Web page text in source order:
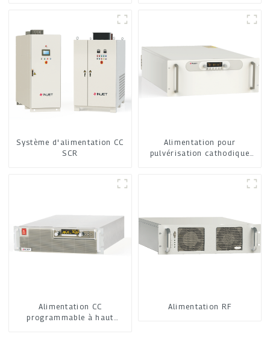
Système d'alimentation CC
SCR
Alimentation pour
pulvérisation cathodique
Alimentation CC
programmable à haut
Alimentation RF